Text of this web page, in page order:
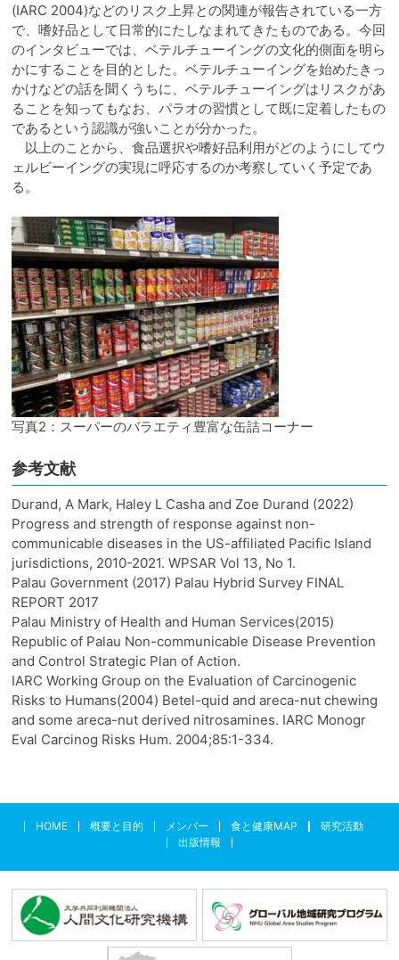
(IARC 2004)などのリスク上昇との関連が報告されている一方
で、嗜好品として日常的にたしなまれてきたものである。今回
のインタビューでは、ベテルチューイングの文化的側面を明ら
かにすることを目的とした。ベテルチューイングを始めたきっ
かけなどの話を聞くうちに、ベテルチューイングはリスクがあ
ることを知ってもなお、パラオの習慣として既に定着したもの
であるという認識が強いことが分かった。
以上のことから、食品選択や嗜好品利用がどのようにしてウ
ェルビーイングの実現に呼応するのか考察していく予定であ
る。
写真2：スーパーのバラエティ豊富な缶詰コーナー
参考文献
Durand, A Mark, Haley L Casha and Zoe Durand (2022)
Progress and strength of response against non-
communicable diseases in the US-affiliated Pacific Island
jurisdictions, 2010-2021. WPSAR Vol 13, No 1.
Palau Government (2017) Palau Hybrid Survey FINAL
REPORT 2017
Palau Ministry of Health and Human Services(2015)
Republic of Palau Non-communicable Disease Prevention
and Control Strategic Plan of Action.
IARC Working Group on the Evaluation of Carcinogenic
Risks to Humans(2004) Betel-quid and areca-nut chewing
and some areca-nut derived nitrosamines. IARC Monogr
Eval Carcinog Risks Hum. 2004;85:1-334.
HOME 概要と目的 メンバー 食と健康MAP
研究活動
出版情報